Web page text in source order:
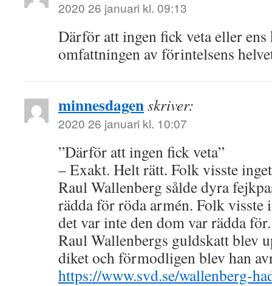
2020 26 januari kl. 09:13
Därför att ingen fick veta eller
omfattningen av förintelsens
minnesdagenskriver:
2020 26 januari kl. 10:07
”Därför att ingen fick veta”
– Exakt. Helt rätt. Folk visste
Raul Wallenberg sålde dyra
rädda för röda armén. Folk visste
det var inte den dom var rädda för.
Raul Wallenbergs guldskatt blev
diket och förmodligen blev han
https://www.svd.se/wallenberg-